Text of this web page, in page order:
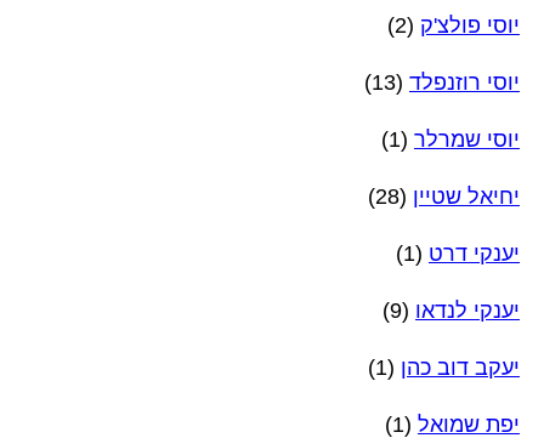
יוסי פולצ'ק (2)
יוסי רוזנפלד (13)
יוסי שמרלר (1)
יחיאל שטיין (28)
יענקי דרט (1)
יענקי לנדאו (9)
יעקב דוב כהן (1)
יפת שמואל (1)